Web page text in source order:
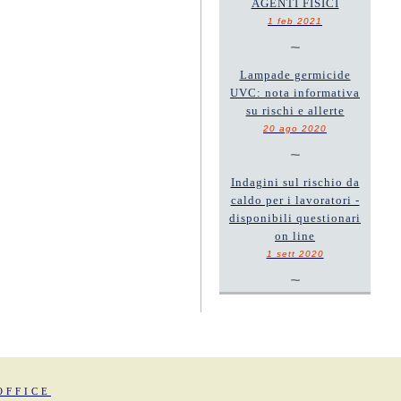
AGENTI FISICI
1 feb 2021
~
Lampade germicide
UVC: nota informativa
su rischi e allerte
20 ago 2020
~
Indagini sul rischio da
caldo per i lavoratori -
disponibili questionari
on line
1 sett 2020
~